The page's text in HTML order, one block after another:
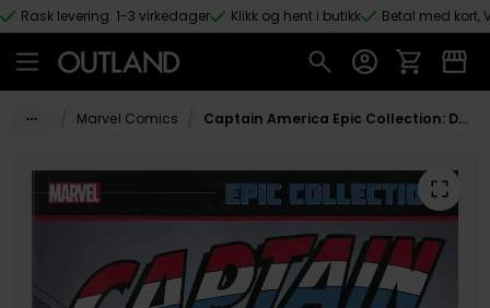
Hopp til hovedinnhold
Rask levering: 1-3 virkedager Klikk og hent i butikk Betal med kort,
Marvel Comics Captain America Epic Collection: Dawn's Early Light